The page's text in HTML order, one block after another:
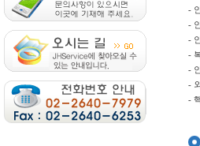
-
-
-
-
-
-
-